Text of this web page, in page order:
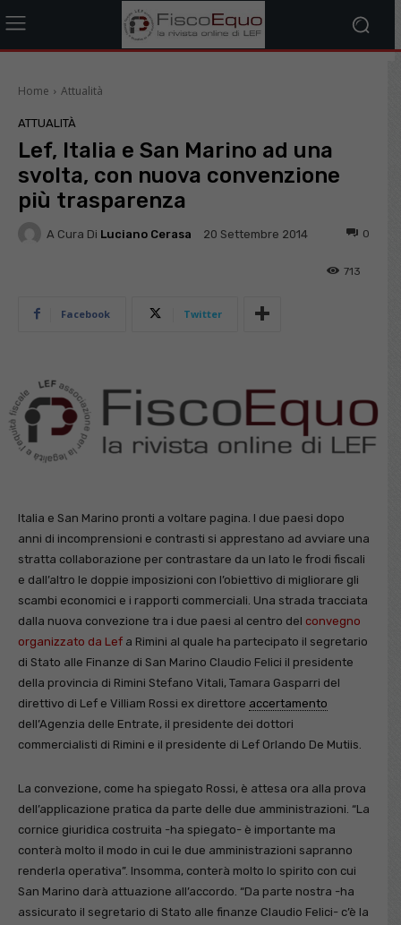
Home Attualità
ATTUALITÀ
Lef, Italia e San Marino ad una
svolta, con nuova convenzione
più trasparenza
A Cura Di Luciano Cerasa 20 Settembre 2014 0
713
Facebook Twitter
Italia e San Marino pronti a voltare pagina. I due paesi dopo
anni di incomprensioni e contrasti si apprestano ad avviare una
stratta collaborazione per contrastare da un lato le frodi fiscali
e dall’altro le doppie imposizioni con l’obiettivo di migliorare gli
scambi economici e i rapporti commerciali. Una strada tracciata
dalla nuova convezione tra i due paesi al centro del convegno
organizzato da Lef a Rimini al quale ha partecipato il segretario
di Stato alle Finanze di San Marino Claudio Felici il presidente
della provincia di Rimini Stefano Vitali, Tamara Gasparri del
direttivo di Lef e Villiam Rossi ex direttore accertamento
dell’Agenzia delle Entrate, il presidente dei dottori
commercialisti di Rimini e il presidente di Lef Orlando De Mutiis.
La convezione, come ha spiegato Rossi, è attesa ora alla prova
dell’applicazione pratica da parte delle due amministrazioni. “La
cornice giuridica costruita -ha spiegato- è importante ma
conterà molto il modo in cui le due amministrazioni sapranno
renderla operativa”. Insomma, conterà molto lo spirito con cui
San Marino darà attuazione all’accordo. “Da parte nostra -ha
assicurato il segretario di Stato alle finanze Claudio Felici- c’è la